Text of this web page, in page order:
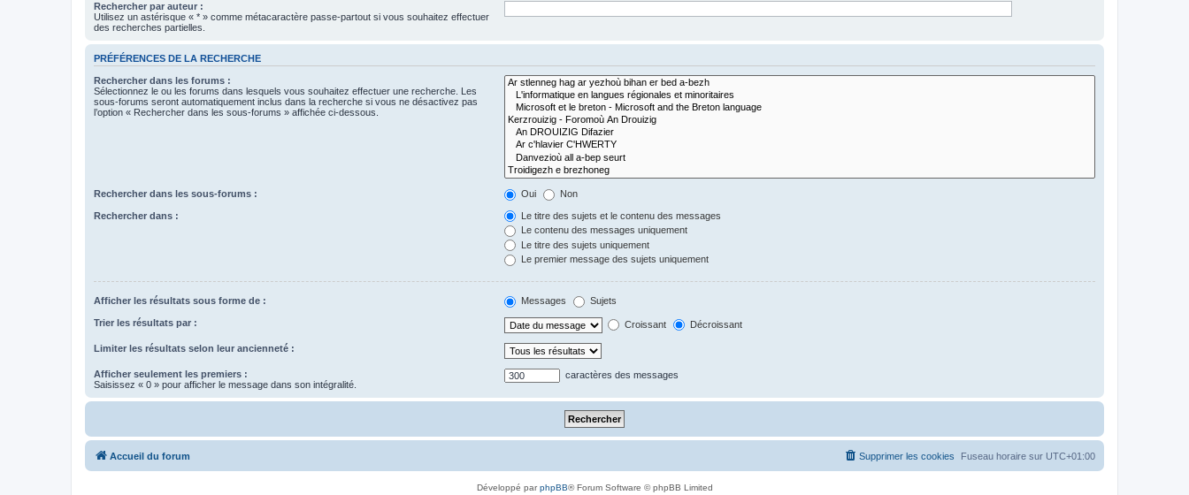
Rechercher par auteur :
Utilisez un astérisque « * » comme métacaractère passe-partout si vous souhaitez effectuer
des recherches partielles.
PRÉFÉRENCES DE LA RECHERCHE
Rechercher dans les forums :
Sélectionnez le ou les forums dans lesquels vous souhaitez effectuer une recherche. Les
sous-forums seront automatiquement inclus dans la recherche si vous ne désactivez pas
l’option « Rechercher dans les sous-forums » affichée ci-dessous.
Rechercher dans les sous-forums : Oui Non
Rechercher dans :
Le titre des sujets et le contenu des messages
Le contenu des messages uniquement
Le titre des sujets uniquement
Le premier message des sujets uniquement
Afficher les résultats sous forme de : Messages Sujets
Trier les résultats par : Croissant Décroissant
Limiter les résultats selon leur ancienneté :
Afficher seulement les premiers :
Saisissez « 0 » pour afficher le message dans son intégralité.
caractères des messages
Accueil du forum Fuseau horaire sur UTC+01:00
Supprimer les cookies
Développé parphpBB® Forum Software © phpBB Limited